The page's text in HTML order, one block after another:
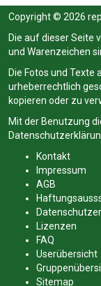
Copyright © 2026
Die auf dieser Seite
und Warenzeichen
Die Fotos und Texte
urheberrechtlich
kopieren oder zu
Mit der Benutzung
Kontakt
Impressum
AGB
Lizenzen
FAQ
Userübersicht
Sitemap